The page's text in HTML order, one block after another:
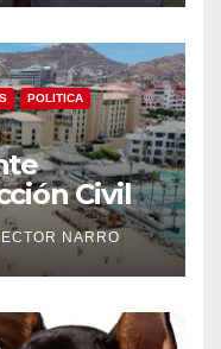
POLITICA
Civil
NARRO